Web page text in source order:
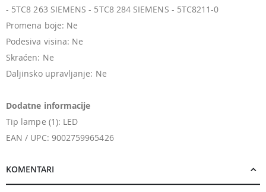
- 5TC8 263 SIEMENS - 5TC8 284 SIEMENS - 5TC8211-0
Promena boje: Ne
Podesiva visina: Ne
Skraćen: Ne
Daljinsko upravljanje: Ne
Dodatne informacije
Tip lampe (1): LED
EAN / UPC: 9002759965426
KOMENTARI